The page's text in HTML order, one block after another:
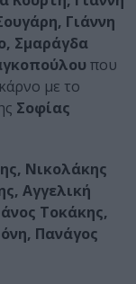
Γιάννη
Σμαράγδα
που
με το
Σοφίας
Νικολάκης
Αγγελική
Τοκάκης,
Πανάγος